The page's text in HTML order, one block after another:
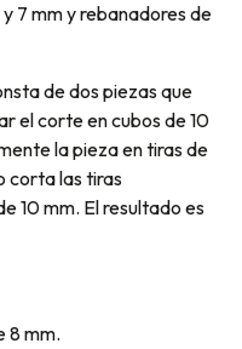
7 mm y rebanadores de
de dos piezas que
el corte en cubos de 10
la pieza en tiras de
corta las tiras
10 mm. El resultado es
8 mm.